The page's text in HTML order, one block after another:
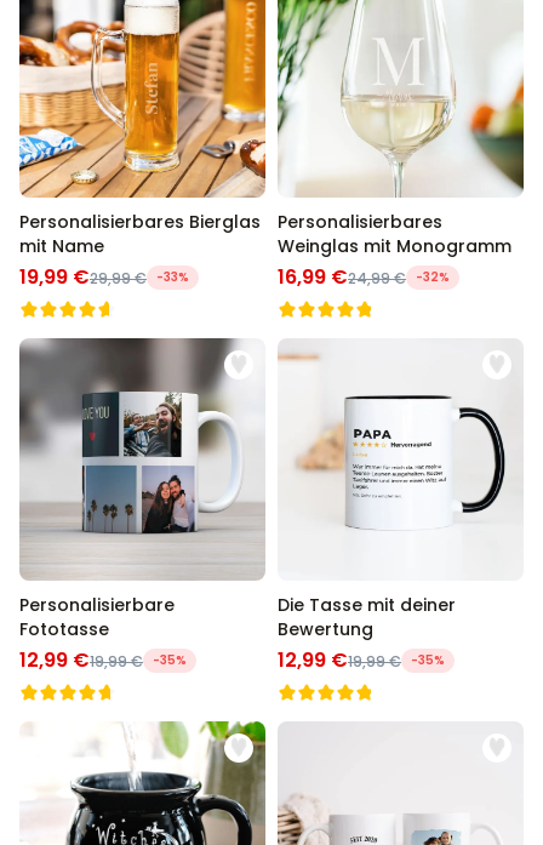
Personalisierbares Bierglas
mit Name
19,99 €29,99 € -33%
Personalisierbares
Weinglas mit Monogramm
16,99 €24,99 € -32%
Personalisierbare
Fototasse
12,99 €19,99 € -35%
Die Tasse mit deiner
Bewertung
12,99 €19,99 € -35%